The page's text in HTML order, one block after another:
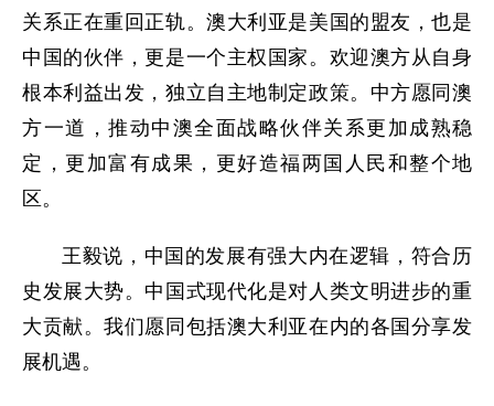
关系正在重回正轨。澳大利亚是美国的盟友，也是
中国的伙伴，更是一个主权国家。欢迎澳方从自身
根本利益出发，独立自主地制定政策。中方愿同澳
方一道，推动中澳全面战略伙伴关系更加成熟稳
定，更加富有成果，更好造福两国人民和整个地
区。
王毅说，中国的发展有强大内在逻辑，符合历
史发展大势。中国式现代化是对人类文明进步的重
大贡献。我们愿同包括澳大利亚在内的各国分享发
展机遇。